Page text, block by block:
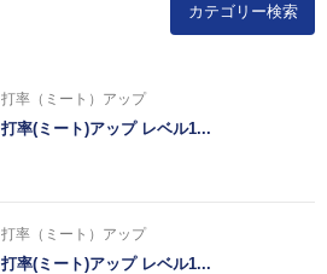
カテゴリー検索
打率（ミート）アップ
打率(ミート)アップ レベル1...
打率（ミート）アップ
打率(ミート)アップ レベル1...